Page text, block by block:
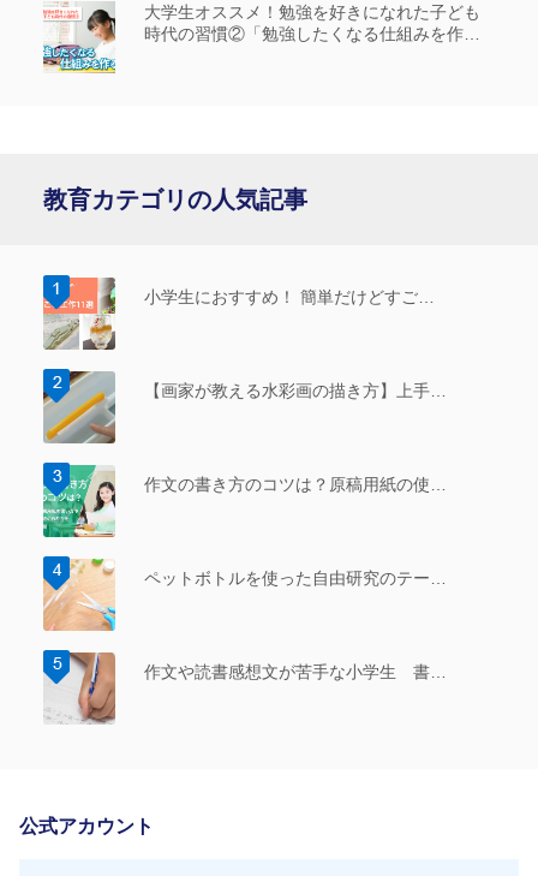
大学生オススメ！勉強を好きになれた子ども
時代の習慣②「勉強したくなる仕組みを作
教育カテゴリの人気記事
小学生におすすめ！ 簡単だけどすご…
【画家が教える水彩画の描き方】上手…
作文の書き方のコツは？原稿用紙の使…
ペットボトルを使った自由研究のテー…
作文や読書感想文が苦手な小学生 書…
公式アカウント